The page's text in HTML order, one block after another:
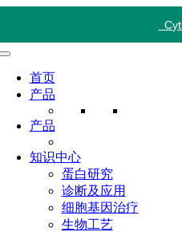
首页
产品
产品
知识中心
蛋白研究
诊断及应用
细胞基因治疗
生物工艺